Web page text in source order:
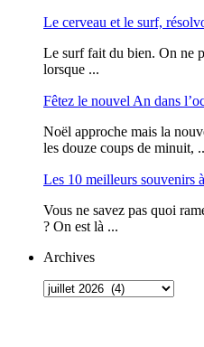
Le cerveau et le surf,
Le surf fait du bien. On ne
lorsque ...
Fêtez le nouvel An dans
Noël approche mais la
les douze coups de minuit,
Les 10 meilleurs souvenirs
Vous ne savez pas quoi
? On est là ...
Archives